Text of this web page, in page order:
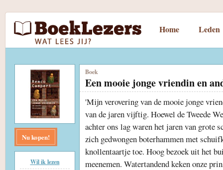
Home Leden
Nu kopen!
Wil ik lezen
Boek
Een mooie jonge vriendin en
'Mijn verovering van de mooie jonge
van de jaren vijftig. Hoewel de Tweede
achter ons lag waren het jaren van grote
zich gedwongen boterhammen met
knollentaartje toe. Hoog bezoek uit het
meenemen. Watertandend keken onze